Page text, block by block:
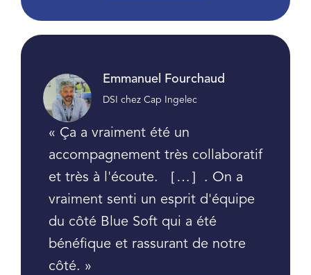
Emmanuel Fourchaud
DSI chez Cap Ingelec
« Ça a vraiment été un
accompagnement très collaboratif
et très à l'écoute. ［…］. On a
vraiment senti un esprit d'équipe
du côté Blue Soft qui a été
bénéfique et rassurant de notre
côté. »